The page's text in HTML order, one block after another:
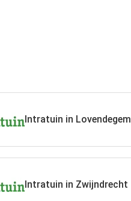
Intratuin in Lovendegem
Intratuin in Zwijndrecht